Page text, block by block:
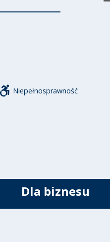
Niepełnosprawność
Dla biznesu